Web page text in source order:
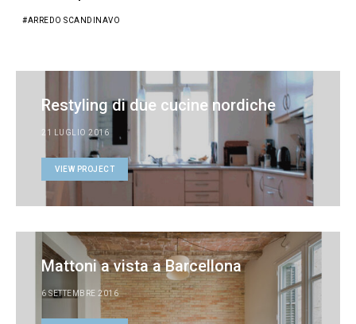
ARREDO SCANDINAVO
Restyling di due cucine nordiche
21 LUGLIO 2016
VIEW PROJECT
Mattoni a vista a Barcellona
6 SETTEMBRE 2016